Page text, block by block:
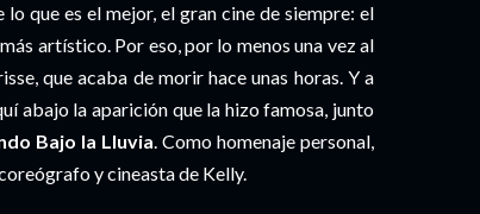
que es el mejor, el gran cine de siempre: el
artístico. Por eso, por lo menos una vez al
que acaba de morir hace unas horas. Y a
abajo la aparición que la hizo famosa, junto
Bajo la Lluvia. Como homenaje personal,
y cineasta de Kelly.